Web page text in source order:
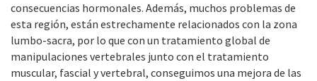
consecuencias hormonales. Además, muchos problemas de
esta región, están estrechamente relacionados con la zona
lumbo-sacra, por lo que con un tratamiento global de
manipulaciones vertebrales junto con el tratamiento
muscular, fascial y vertebral, conseguimos una mejora de las